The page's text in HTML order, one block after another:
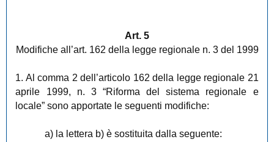
Art. 5
Modifiche all’art. 162 della legge regionale n. 3 del 1999
1. Al comma 2 dell’articolo 162 della legge regionale 21
aprile 1999, n. 3 “Riforma del sistema regionale e
locale” sono apportate le seguenti modifiche:
a) la lettera b) è sostituita dalla seguente: